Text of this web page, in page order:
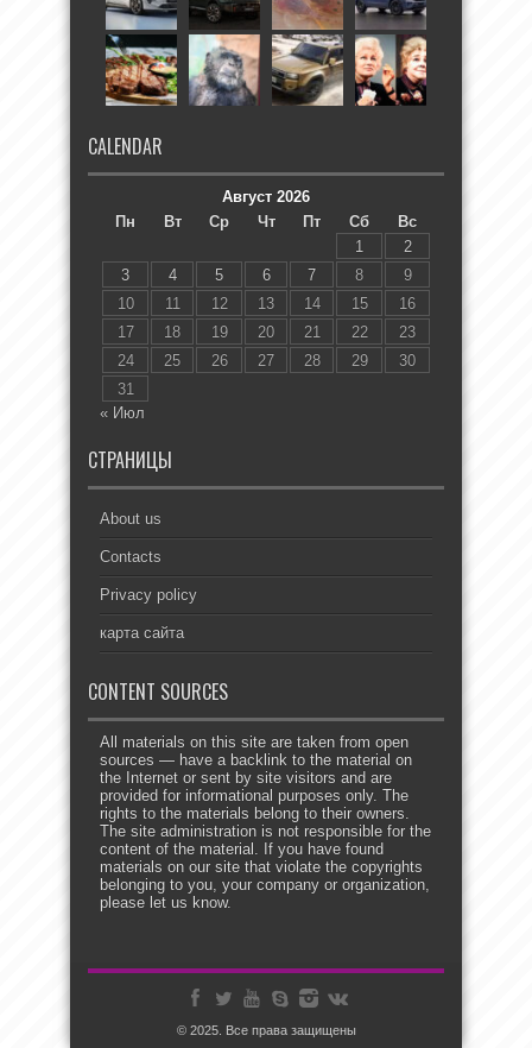
CALENDAR
Август 2026
Пн
Вт Ср Чт Пт Сб
Вс
1
2
3
4 5 6 7 8
9
10
11 12 13 14 15
16
17
18 19 20 21 22
23
24
25 26 27 28 29
30
31
« Июл
СТРАНИЦЫ
About us
Contacts
Privacy policy
карта сайта
CONTENT SOURCES
All materials on this site are taken from open
sources — have a backlink to the material on
the Internet or sent by site visitors and are
provided for informational purposes only. The
rights to the materials belong to their owners.
The site administration is not responsible for the
content of the material. If you have found
materials on our site that violate the copyrights
belonging to you, your company or organization,
please let us know.
© 2025. Все права защищены